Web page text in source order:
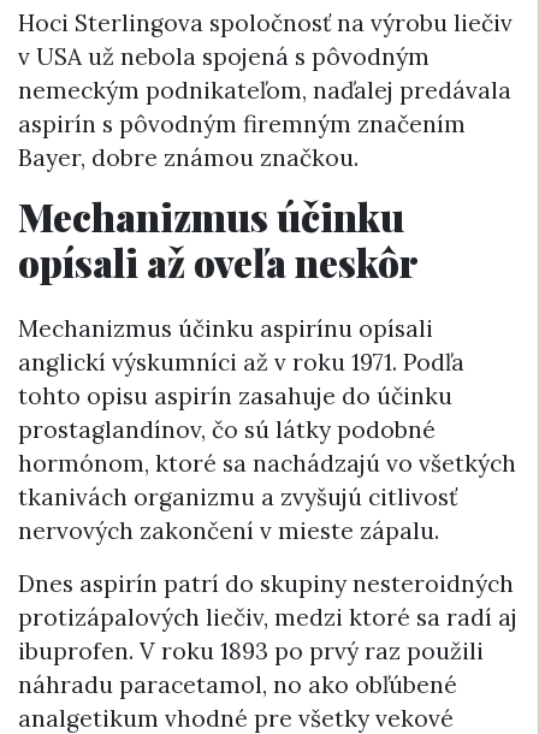
Hoci Sterlingova spoločnosť na výrobu liečiv
v USA už nebola spojená s pôvodným
nemeckým podnikateľom, naďalej predávala
aspirín s pôvodným firemným značením
Bayer, dobre známou značkou.
Mechanizmus účinku
opísali až oveľa neskôr
Mechanizmus účinku aspirínu opísali
anglickí výskumníci až v roku 1971. Podľa
tohto opisu aspirín zasahuje do účinku
prostaglandínov, čo sú látky podobné
hormónom, ktoré sa nachádzajú vo všetkých
tkanivách organizmu a zvyšujú citlivosť
nervových zakončení v mieste zápalu.
Dnes aspirín patrí do skupiny nesteroidných
protizápalových liečiv, medzi ktoré sa radí aj
ibuprofen. V roku 1893 po prvý raz použili
náhradu paracetamol, no ako obľúbené
analgetikum vhodné pre všetky vekové